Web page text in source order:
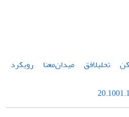
تحلیل­افق میدان‌­معنا
رویکرد